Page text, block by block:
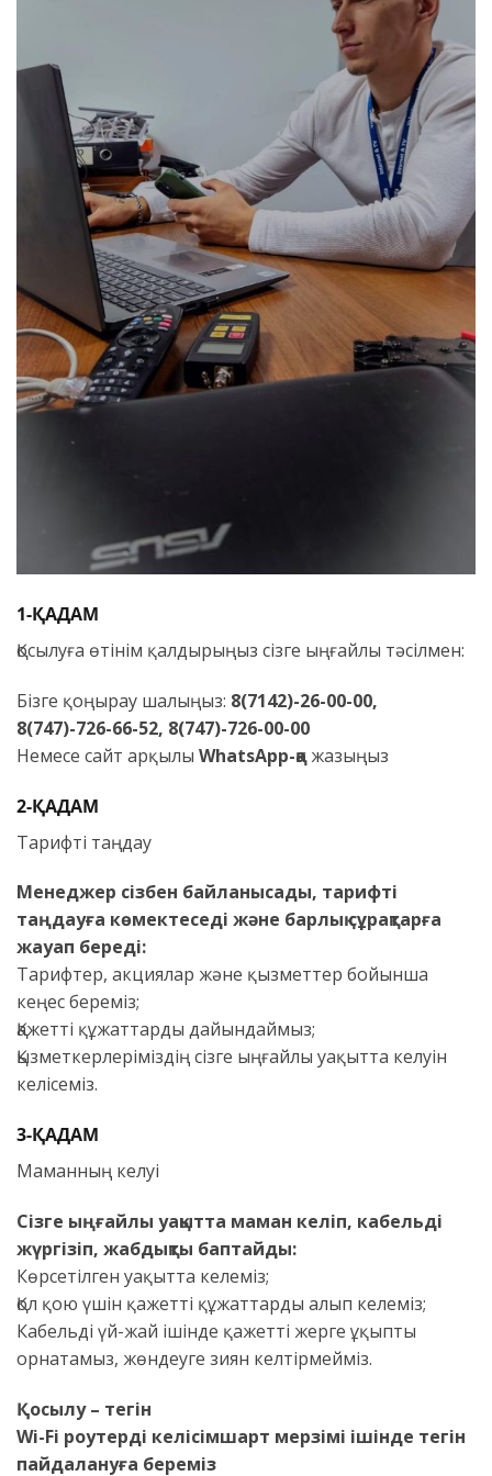
1-ҚАДАМ
Қосылуға өтінім қалдырыңыз сізге ыңғайлы тәсілмен:
Бізге қоңырау шалыңыз: 8(7142)-26-00-00,
8(747)-726-66-52, 8(747)-726-00-00
Немесе сайт арқылы WhatsApp-қажазыңыз
2-ҚАДАМ
Тарифті таңдау
Менеджер сізбен байланысады, тарифті
таңдауға көмектеседі және барлық сұрақтарға
жауап береді:
Тарифтер, акциялар және қызметтер бойынша
кеңес береміз;
Қажетті құжаттарды дайындаймыз;
Қызметкерлеріміздің сізге ыңғайлы уақытта келуін
келісеміз.
3-ҚАДАМ
Маманның келуі
Сізге ыңғайлы уақытта маман келіп, кабельді
жүргізіп, жабдықты баптайды:
Көрсетілген уақытта келеміз;
Қол қою үшін қажетті құжаттарды алып келеміз;
Кабельді үй-жай ішінде қажетті жерге ұқыпты
орнатамыз, жөндеуге зиян келтірмейміз.
Қосылу – тегін
Wi-Fi роутерді келісімшарт мерзімі ішінде тегін
пайдалануға береміз